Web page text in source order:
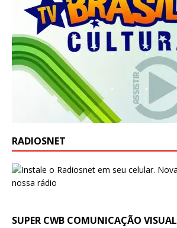
RADIOSNET
SUPER CWB COMUNICAÇÃO VISUAL